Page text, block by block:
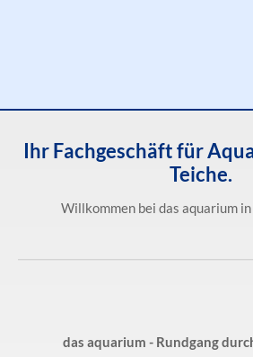
Ihr Fachgeschäft für
Teiche.
Willkommen bei das aquarium
das aquarium - Rundgang